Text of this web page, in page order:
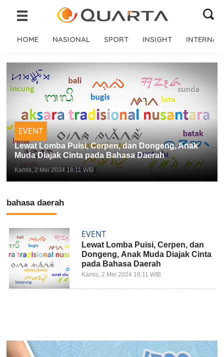
HOME NASIONAL SPORT INSIGHT
EVENT
Lewat Lomba Puisi, Cerpen, dan Dongeng, Anak
Muda Diajak Cinta pada Bahasa Daerah
Kamis, 2 Mei 2024 18:11 WIB
bahasa daerah
EVENT
Lewat Lomba Puisi, Cerpen, dan
Dongeng, Anak Muda Diajak Cinta
pada Bahasa Daerah
Kamis, 2 Mei 2024 18:11 WIB